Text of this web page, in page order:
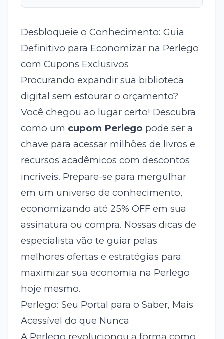
Desbloqueie o Conhecimento: Guia
Definitivo para Economizar na Perlego
com Cupons Exclusivos
Procurando expandir sua biblioteca
digital sem estourar o orçamento?
Você chegou ao lugar certo! Descubra
como um cupom Perlego pode ser a
chave para acessar milhões de livros e
recursos acadêmicos com descontos
incríveis. Prepare-se para mergulhar
em um universo de conhecimento,
economizando até 25% OFF em sua
assinatura ou compra. Nossas dicas de
especialista vão te guiar pelas
melhores ofertas e estratégias para
maximizar sua economia na Perlego
hoje mesmo.
Perlego: Seu Portal para o Saber, Mais
Acessível do que Nunca
A Perlego revolucionou a forma como